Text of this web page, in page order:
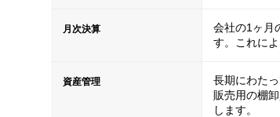
月次決算
会社の1ヶ月
す。これに
資産管理
長期にわた
販売用の棚
します。